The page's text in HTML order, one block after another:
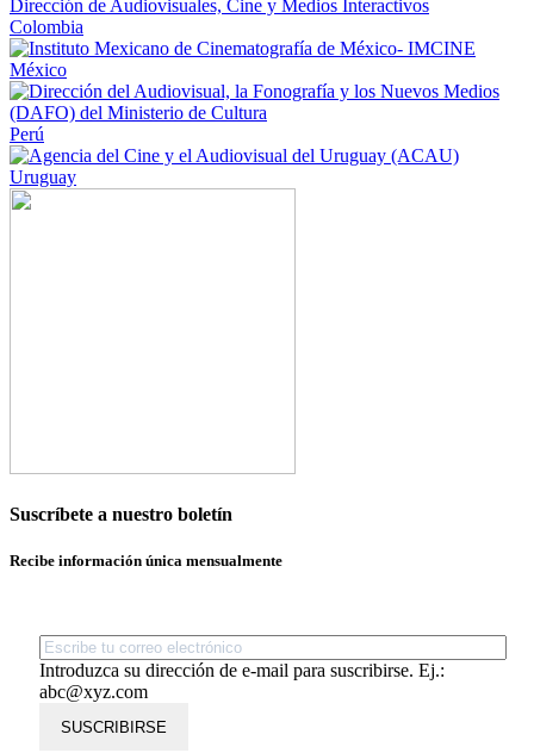
Colombia
México
Perú
Uruguay
Suscríbete a nuestro boletín
Recibe información única mensualmente
Introduzca su dirección de e-mail para suscribirse. Ej.:
abc@xyz.com
SUSCRIBIRSE